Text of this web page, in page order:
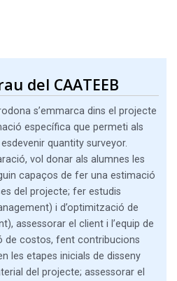
del CAATEEB
s’emmarca dins el projecte
específica que permeti als
quantity surveyor.
vol donar als alumnes les
capaços de fer una estimació
del projecte; fer estudis
i d’optimització de
assessorar el client i l’equip de
de costos, fent contribucions
les etapes inicials de disseny
del projecte; assessorar el